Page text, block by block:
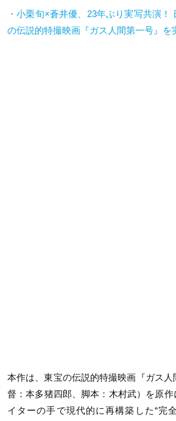
・小栗旬×蒼井優、23年ぶり実写共演！
の伝説的特撮映画『ガス人間第一号』を
本作は、東宝の伝説的特撮映画『ガス
督：本多猪四郎、脚本：木村武）を原
イターの手で現代的に再構築した“完